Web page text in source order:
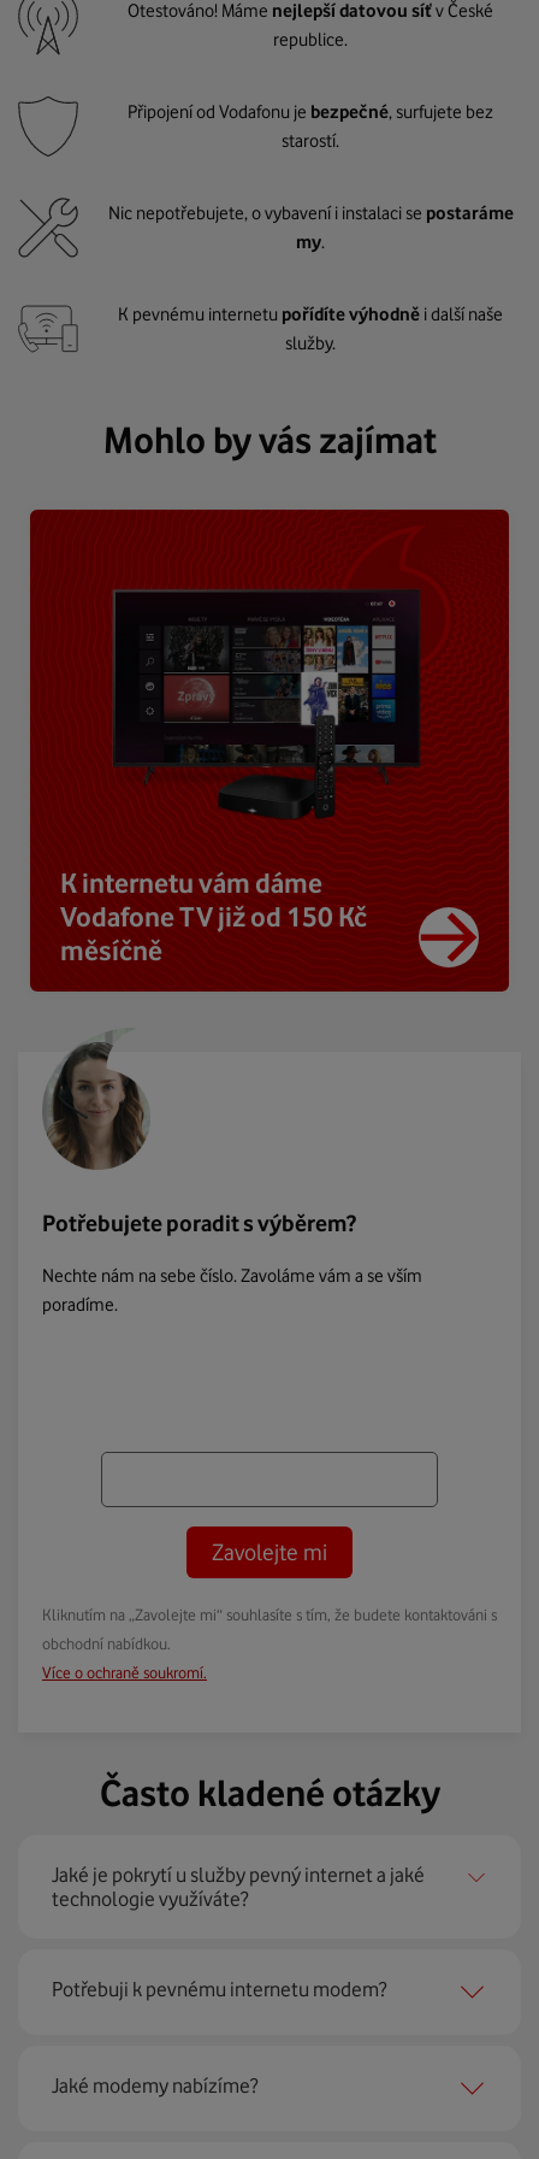
Otestováno! Máme nejlepší datovou síťv České
republice.
Připojení od Vodafonu je bezpečné, surfujete bez
starostí.
Nic nepotřebujete, o vybavení i instalaci se postaráme
my.
K pevnému internetu pořídíte výhodně i další naše
služby.
Mohlo by vás zajímat
K internetu vám dáme
Vodafone TV již od 150 Kč
měsíčně
Potřebujete poradit s výběrem?
Nechte nám na sebe číslo. Zavoláme vám a se vším
poradíme.
Zavolejte mi
Kliknutím na „Zavolejte mi“ souhlasíte s tím, že budete kontaktováni s
obchodní nabídkou.
Více o ochraně soukromí.
Často kladené otázky
Jaké je pokrytí u služby pevný internet a jaké
technologie využíváte?
Pevný internet můžeme nabídnout
domácností
Potřebuji k pevnému internetu modem?
Ano, potřebujete. Rádi vám ho poskytneme na splátky. U
modemu od Vodafonu navíc garantujeme plnou
Jaké modemy nabízíme?